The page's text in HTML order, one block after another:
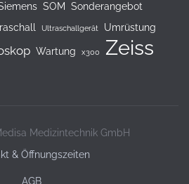
SOM Sonderangebot
Ultraschallgerät Umrüstung
Wartung x300 Zeiss
Medizintechnik GmbH
& Öffnungszeiten
AGB